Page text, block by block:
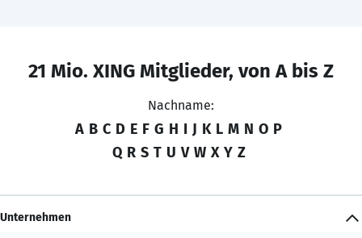
21 Mio. XING Mitglieder, von A bis Z
Nachname:
A B C D E F G H I J K L M N O P
Q R S T U V W X Y Z
Unternehmen